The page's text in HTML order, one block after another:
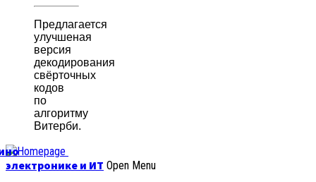
Предлагается
улучшеная
версия
декодирования
свёрточных
кодов
по
алгоритму
Витерби.
электронике и ИТ Open Menu